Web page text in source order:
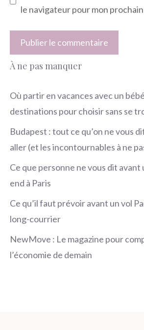
le navigateur pour mon
À ne pas manquer
Où partir en vacances avec un
destinations pour choisir sans se
Budapest : tout ce qu’on ne vous
aller (et les incontournables à ne
Ce que personne ne vous dit
end à Paris
Ce qu’il faut prévoir avant un vol
long-courrier
NewMove : Le magazine pour
l’économie de demain